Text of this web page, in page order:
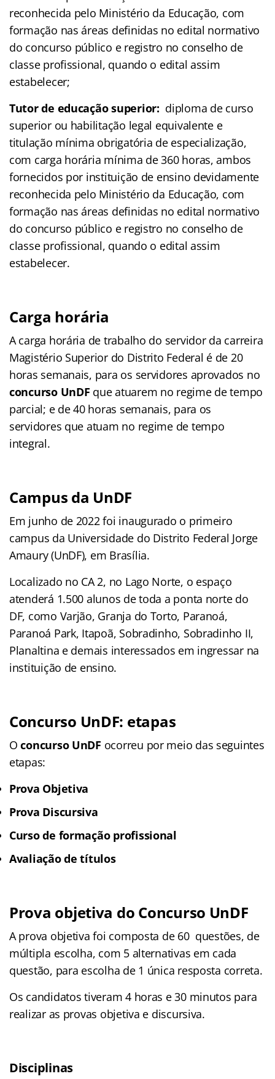
reconhecida pelo Ministério da Educação, com
formação nas áreas definidas no edital normativo
do concurso público e registro no conselho de
classe profissional, quando o edital assim
estabelecer;
Tutor de educação superior: diploma de curso
superior ou habilitação legal equivalente e
titulação mínima obrigatória de especialização,
com carga horária mínima de 360 horas, ambos
fornecidos por instituição de ensino devidamente
reconhecida pelo Ministério da Educação, com
formação nas áreas definidas no edital normativo
do concurso público e registro no conselho de
classe profissional, quando o edital assim
estabelecer.
Carga horária
A carga horária de trabalho do servidor da carreira
Magistério Superior do Distrito Federal é de 20
horas semanais, para os servidores aprovados no
concurso UnDF que atuarem no regime de tempo
parcial; e de 40 horas semanais, para os
servidores que atuam no regime de tempo
integral.
Campus da UnDF
Em junho de 2022 foi inaugurado o primeiro
campus da Universidade do Distrito Federal Jorge
Amaury (UnDF), em Brasília.
Localizado no CA 2, no Lago Norte, o espaço
atenderá 1.500 alunos de toda a ponta norte do
DF, como Varjão, Granja do Torto, Paranoá,
Paranoá Park, Itapoã, Sobradinho, Sobradinho II,
Planaltina e demais interessados em ingressar na
instituição de ensino.
Concurso UnDF: etapas
Oconcurso UnDF ocorreu por meio das seguintes
etapas:
Prova Objetiva
Prova Discursiva
Curso de formação profissional
Avaliação de títulos
Prova objetiva do Concurso UnDF
A prova objetiva foi composta de 60 questões, de
múltipla escolha, com 5 alternativas em cada
questão, para escolha de 1 única resposta correta.
Os candidatos tiveram 4 horas e 30 minutos para
realizar as provas objetiva e discursiva.
Disciplinas